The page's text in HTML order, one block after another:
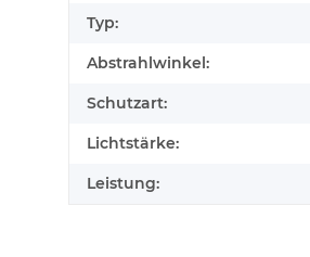
Typ:
Abstrahlwinkel:
Schutzart:
Lichtstärke:
Leistung: